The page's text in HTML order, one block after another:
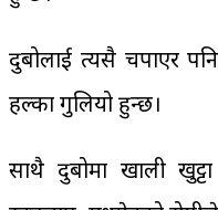
दुबोलाई त्यसै चपाएर
हल्का गुलियो हुन्छ।
साथै दुबोमा खाली खुट्टा